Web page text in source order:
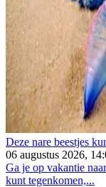
Deze nare beestjes
06 augustus 2026,
Ga je op vakantie
kunt tegenkomen,...